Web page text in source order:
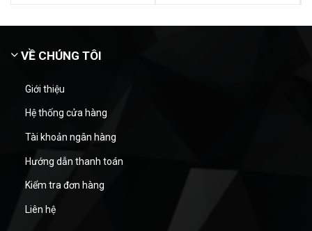
VỀ CHÚNG TÔI
Giới thiệu
Hệ thống cửa hàng
Tài khoản ngân hàng
Hướng dẫn thanh toán
Kiểm tra đơn hàng
Liên hệ